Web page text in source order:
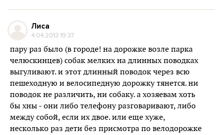
Лиса
4.04.2013 19:37
пару раз было (в городе! на дорожке возле парка
челюскинцев) собак мелких на длинных поводках
выгуливают. и этот длинный поводок через всю
пешеходную и велосипедную дорожку тянется. ни
поводок не различить, ни собаку. а хозяевам хоть
бы хны - они либо телефону разговаривают, либо
между собой, если их двое. или еще хуже,
несколько раз дети без присмотра по велодорожке